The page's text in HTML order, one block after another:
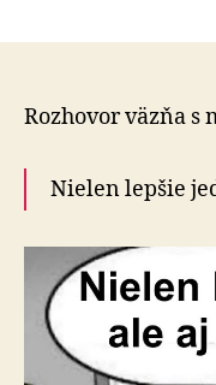
Rozhovor väzňa s
Nielen lepšie